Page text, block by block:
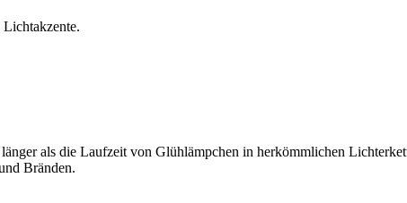
als die Laufzeit von Glühlämpchen in herkömmlichen
Bränden.